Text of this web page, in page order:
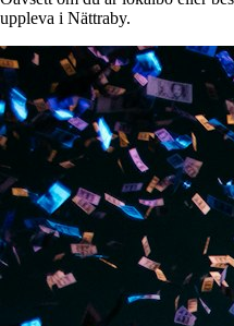
uppleva i Nättraby.